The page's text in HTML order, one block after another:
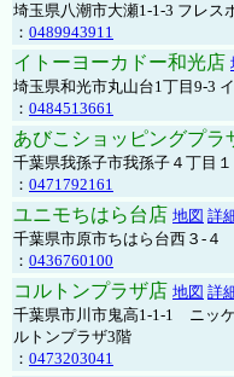
埼玉県八潮市大瀬1-1-3 フレス
： 0489943911
イトーヨーカドー和光店
埼玉県和光市丸山台1丁目9-3
： 0484513661
あびこショッピングプラ
千葉県我孫子市我孫子４丁目
： 0471792161
ユニモちはら台店 地図 詳
千葉県市原市ちはら台西３-４
： 0436760100
コルトンプラザ店 地図 詳
千葉県市川市鬼高1-1-1 ニッ
ルトンプラザ3階
： 0473203041